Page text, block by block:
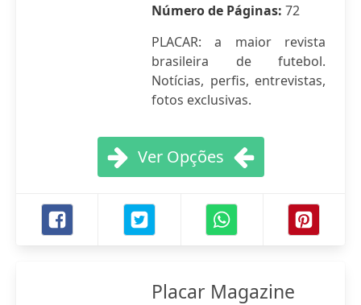
Número de Páginas: 72
PLACAR: a maior revista
brasileira de futebol.
Notícias, perfis, entrevistas,
fotos exclusivas.
Ver Opções
Placar Magazine